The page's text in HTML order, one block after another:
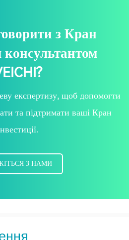
з Кран
консультантом
експертизу, щоб допомогти
та підтримати ваші Кран
З НАМИ